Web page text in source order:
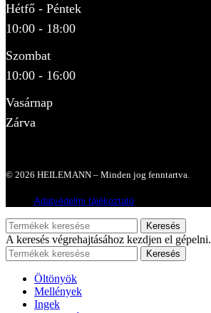
Hétfő - Péntek
10:00 - 18:00
Szombat
10:00 - 16:00
Vasárnap
Zárva
© 2026 HEILEMANN – Minden jog fenntartva.
Adatvédelmi tájékoztató
Keresés
A keresés végrehajtásához kezdjen el gépelni.
Keresés
Öltönyök
Mellények
Ingek